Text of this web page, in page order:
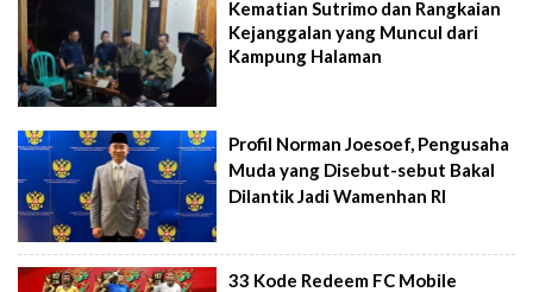
Kematian Sutrimo dan Rangkaian
Kejanggalan yang Muncul dari
Kampung Halaman
Profil Norman Joesoef, Pengusaha
Muda yang Disebut-sebut Bakal
Dilantik Jadi Wamenhan RI
33 Kode Redeem FC Mobile